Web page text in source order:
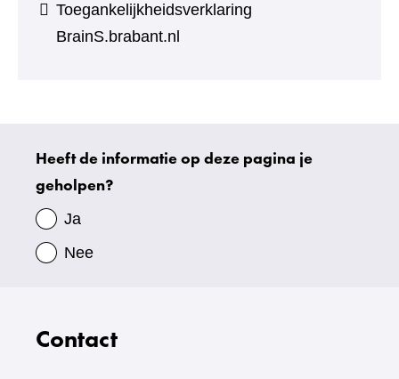
Toegankelijkheidsverklaring
BrainS.brabant.nl
Uw
gegevens
Heeft de informatie op deze pagina je
geholpen?
Ja
Nee
Contact